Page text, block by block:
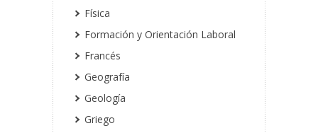
Física
Formación y Orientación Laboral
Francés
Geografía
Geología
Griego